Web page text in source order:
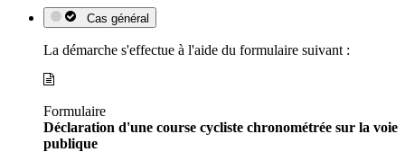
Cas général
La démarche s'effectue à l'aide du formulaire suivant :
Formulaire
Déclaration d'une course cycliste chronométrée sur la voie
publique